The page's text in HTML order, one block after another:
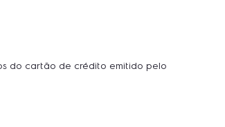
do cartão de crédito emitido pelo